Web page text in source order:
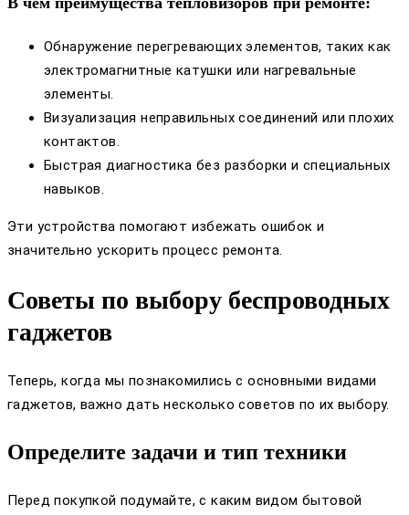
Обнаружение перегревающих элементов, таких как
электромагнитные катушки или нагревальные
элементы.
Визуализация неправильных соединений или плохих
контактов.
Быстрая диагностика без разборки и специальных
навыков.
Эти устройства помогают избежать ошибок и
значительно ускорить процесс ремонта.
Советы по выбору беспроводных
гаджетов
Теперь, когда мы познакомились с основными видами
гаджетов, важно дать несколько советов по их выбору.
Определите задачи и тип техники
Перед покупкой подумайте, с каким видом бытовой